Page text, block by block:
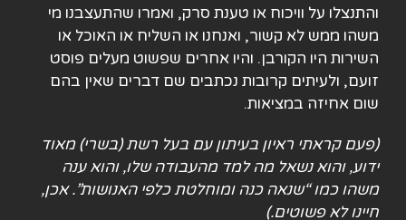
והתנצלו על וויכוח או טענת סרק, ואמרו שהתעצבנו מי
משהו ממש לא קשור, ואנחנו או השליח או האוכל או
השירות היו הקורבן. והיו אחרים שפשוט מעלים פוסט
זועם, ולעיתים קרובות נכתבים שם דברים שאין בהם
שום אחיזה במציאות.
(פעם קראתי ראיון בעיתון עם בעל רשת (בשרי) מאוד
ידוע, והוא נשאל מה למד מהעבודה שלו, והוא ענה
משהו כמו “שנאה כנה ומוחלטת כלפי האנושות”. אכן,
חיינו לא פשוטים.)